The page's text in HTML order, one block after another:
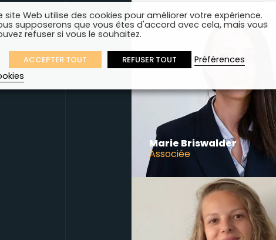
Marie Briswalder
Associée
site Web utilise des cookies pour améliorer votre expérience.
supposerons que vous êtes d'accord avec cela, mais vous
refuser si vous le souhaitez.
ACCEPTER TOUT REFUSER TOUT
Préférences